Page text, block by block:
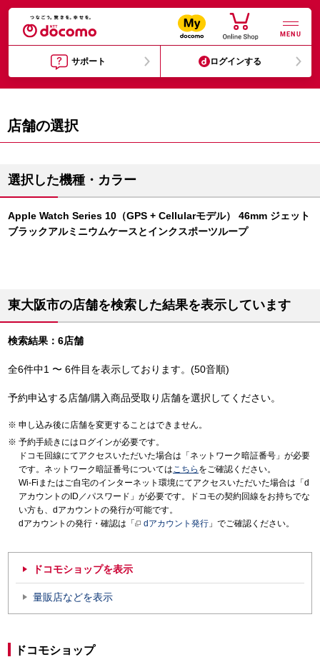
MENU
サポート ログインする
店舗の選択
選択した機種・カラー
Apple Watch Series 10（GPS + Cellularモデル） 46mm ジェット
ブラックアルミニウムケースとインクスポーツループ
東大阪市の店舗を検索した結果を表示しています
検索結果：6店舗
全6件中1 〜 6件目を表示しております。(50音順)
予約申込する店舗/購入商品受取り店舗を選択してください。
申し込み後に店舗を変更することはできません。
予約手続きにはログインが必要です。
ドコモ回線にてアクセスいただいた場合は「ネットワーク暗証番号」が必要
です。ネットワーク暗証番号についてはこちら をご確認ください。
Wi-Fiまたはご自宅のインターネット環境にてアクセスいただいた場合は「d
アカウントのID／パスワード」が必要です。ドコモの契約回線をお持ちでな
い方も、dアカウントの発行が可能です。
dアカウントの発行・確認は「
dアカウント発行 」でご確認ください。
ドコモショップを表示
量販店などを表示
ドコモショップ